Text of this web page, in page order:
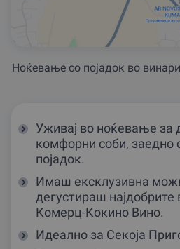
Ноќевање со појадок во
Уживај во ноќевање за
комфорни соби, заедно
појадок.
Имаш ексклузивна
дегустираш најдобрите
Комерц-Кокино Вино.
Идеално за Секоја